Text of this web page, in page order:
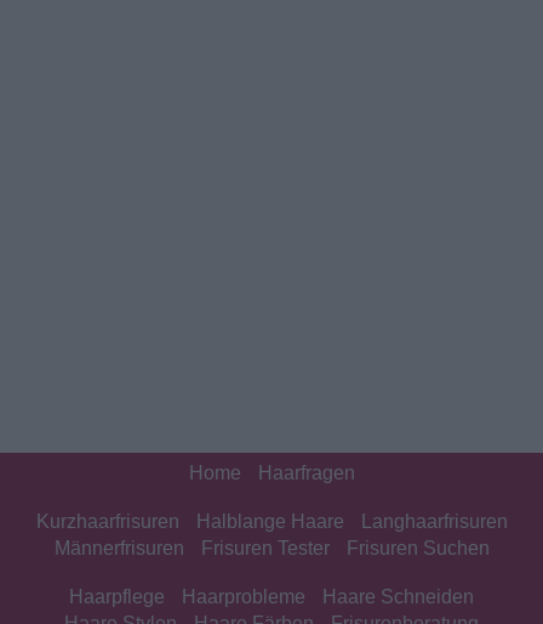
Home Haarfragen
Kurzhaarfrisuren Halblange Haare
Langhaarfrisuren
Männerfrisuren
Frisuren Tester Frisuren Suchen
Haarpflege Haarprobleme
Haare Schneiden